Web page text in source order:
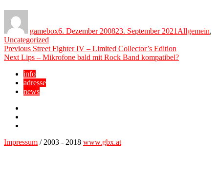
gamebox6. Dezember 200823. September 2021 Allgemein,
Uncategorized
Beitragsnavigation
Previous Previous
post:
Street Fighter IV – Limited Collector’s Edition
Next Next
Lips – Mikrofone bald mit Rock Band kompatibel?
info
adresse
news
Impressum / 2003 - 2018 www.gbx.at